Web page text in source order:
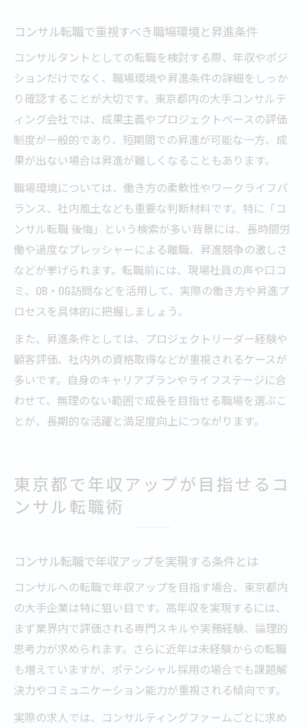
コンサル転職で重視すべき職場環境と昇進条件
コンサルタントとしての転職を検討する際、年収やポジ
ションだけでなく、職場環境や昇進条件の詳細をしっか
り確認することが大切です。東京都内の大手コンサルテ
ィング会社では、成果主義やプロジェクトベースの評価
制度が一般的であり、短期間での昇進が可能な一方、成
果が出ない場合は昇進が難しくなることもあります。
職場環境については、働き方の柔軟性やワークライフバ
ランス、社内風土なども重要な判断材料です。特に「コ
ンサル転職 後悔」という検索が多い背景には、長時間労
働や過度なプレッシャーによる離職、昇進競争の激しさ
などが挙げられます。転職前には、現場社員の声や口コ
ミ、OB・OG訪問などを活用して、実際の働き方や昇進プ
ロセスを具体的に把握しましょう。
また、昇進条件としては、プロジェクトリーダー経験や
顧客評価、社内外の資格取得などが重視されるケースが
多いです。自身のキャリアプランやライフステージに合
わせて、無理のない範囲で成長を目指せる職場を選ぶこ
とが、長期的な活躍と満足度向上につながります。
東京都で年収アップが目指せるコ
ンサル転職術
コンサル転職で年収アップを実現する条件とは
コンサルへの転職で年収アップを目指す場合、東京都内
の大手企業は特に狙い目です。高年収を実現するには、
まず業界内で評価される専門スキルや実務経験、論理的
思考力が求められます。さらに近年は未経験からの転職
も増えていますが、ポテンシャル採用の場合でも課題解
決力やコミュニケーション能力が重視される傾向です。
実際の求人では、コンサルティングファームごとに求め